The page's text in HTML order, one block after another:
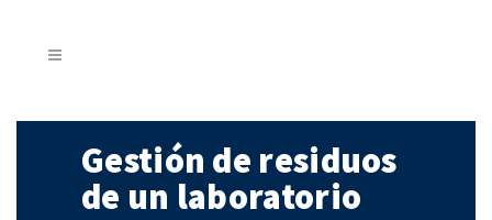
Gestión de residuos
de un laboratorio